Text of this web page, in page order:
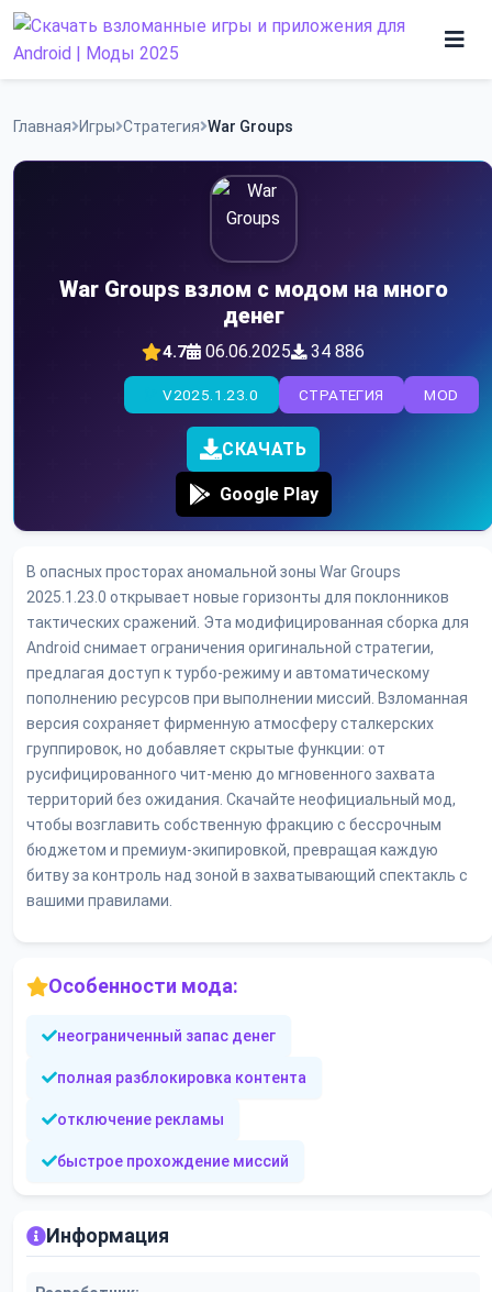
Skip
Программы
Главная Игры Стратегия War Groups
War Groups взлом с модом на много
денег
4.7 06.06.2025 34 886
MOD
СТРАТЕГИЯ
V2025.1.23.0
СКАЧАТЬ
Google Play
В опасных просторах аномальной зоны War Groups
2025.1.23.0 открывает новые горизонты для поклонников
тактических сражений. Эта модифицированная сборка для
Android снимает ограничения оригинальной стратегии,
предлагая доступ к турбо-режиму и автоматическому
пополнению ресурсов при выполнении миссий. Взломанная
версия сохраняет фирменную атмосферу сталкерских
группировок, но добавляет скрытые функции: от
русифицированного чит-меню до мгновенного захвата
территорий без ожидания. Скачайте неофициальный мод,
чтобы возглавить собственную фракцию с бессрочным
бюджетом и премиум-экипировкой, превращая каждую
битву за контроль над зоной в захватывающий спектакль с
вашими правилами.
Особенности мода:
неограниченный запас денег
полная разблокировка контента
отключение рекламы
быстрое прохождение миссий
Информация